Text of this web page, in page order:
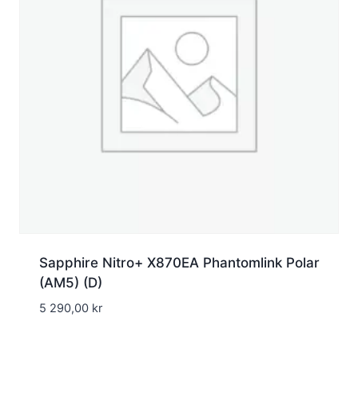
Sapphire Nitro+ X870EA Phantomlink Polar
(AM5) (D)
5 290,00 kr